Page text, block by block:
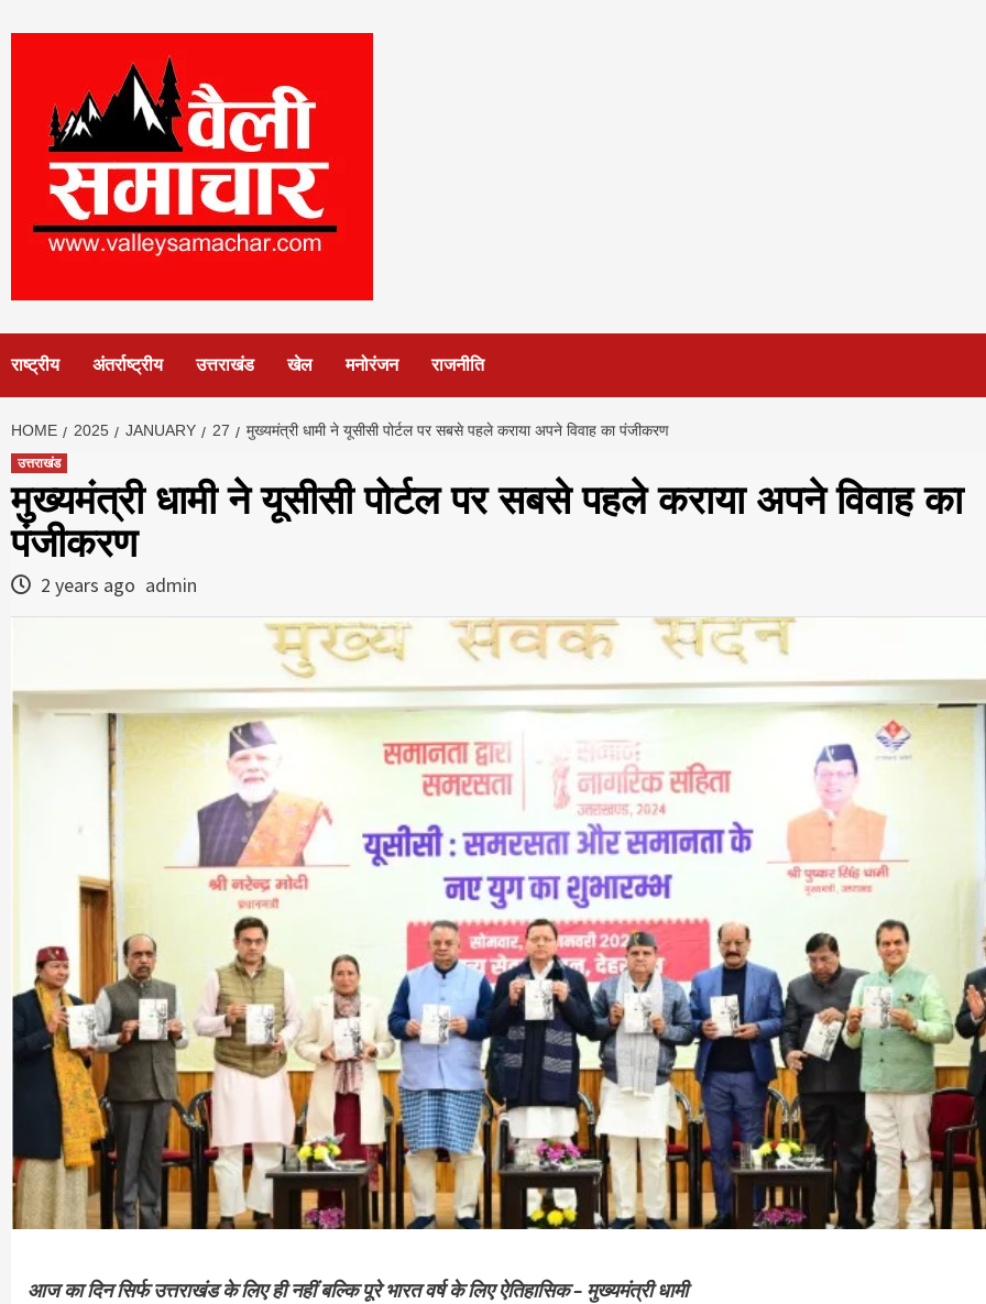
to
राष्ट्रीय अंतर्राष्ट्रीय उत्तराखंड खेल मनोरंजन राजनीति
HOME 2025 JANUARY 27 मुख्यमंत्री धामी ने यूसीसी पोर्टल पर सबसे पहले कराया अपने विवाह का पंजीकरण
उत्तराखंड
मुख्यमंत्री धामी ने यूसीसी पोर्टल पर सबसे पहले कराया अपने विवाह का
पंजीकरण
2 years ago admin
आज का दिन सिर्फ उत्तराखंड के लिए ही नहीं बल्कि पूरे भारत वर्ष के लिए ऐतिहासिक – मुख्यमंत्री धामी